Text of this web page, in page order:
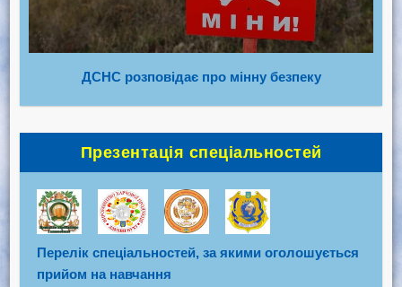
ДСНС розповідає про мінну безпеку
Презентація спеціальностей
Перелік спеціальностей, за якими оголошується
прийом на навчання